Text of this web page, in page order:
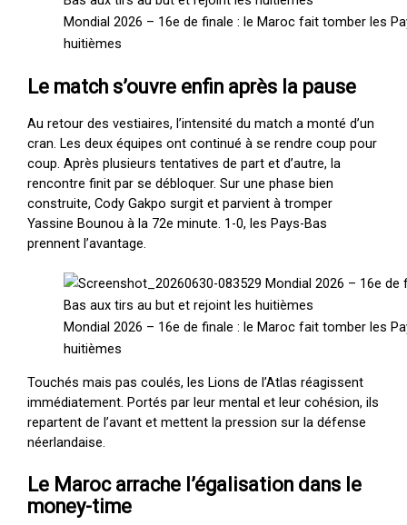
Mondial 2026 – 16e de finale : le Maroc fait tomber les
huitièmes
Le match s’ouvre enfin après la pause
Au retour des vestiaires, l’intensité du match a monté d’un
cran. Les deux équipes ont continué à se rendre coup pour
coup. Après plusieurs tentatives de part et d’autre, la
rencontre finit par se débloquer. Sur une phase bien
construite, Cody Gakpo surgit et parvient à tromper
Yassine Bounou à la 72e minute. 1-0, les Pays-Bas
prennent l’avantage.
Mondial 2026 – 16e de finale : le Maroc fait tomber les
huitièmes
Touchés mais pas coulés, les Lions de l’Atlas réagissent
immédiatement. Portés par leur mental et leur cohésion, ils
repartent de l’avant et mettent la pression sur la défense
néerlandaise.
Le Maroc arrache l’égalisation dans le
money-time